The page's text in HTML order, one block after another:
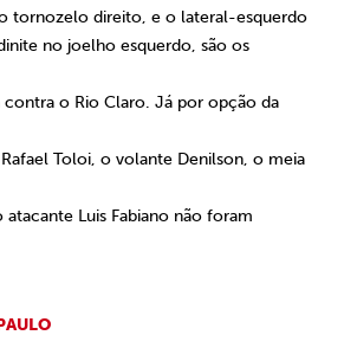
tornozelo direito, e o lateral-esquerdo
no joelho esquerdo, são os
contra o Rio Claro. Já por opção da
Toloi, o volante Denilson, o meia
atacante Luis Fabiano não foram